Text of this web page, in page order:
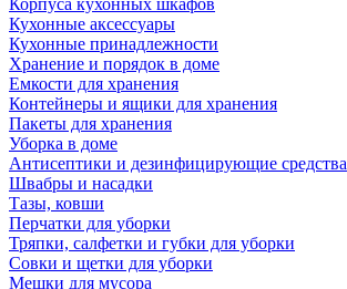
Корпуса кухонных шкафов
Кухонные аксессуары
Кухонные принадлежности
Хранение и порядок в доме
Емкости для хранения
Контейнеры и ящики для хранения
Пакеты для хранения
Уборка в доме
Антисептики и дезинфицирующие средства
Швабры и насадки
Тазы, ковши
Перчатки для уборки
Тряпки, салфетки и губки для уборки
Совки и щетки для уборки
Мешки для мусора